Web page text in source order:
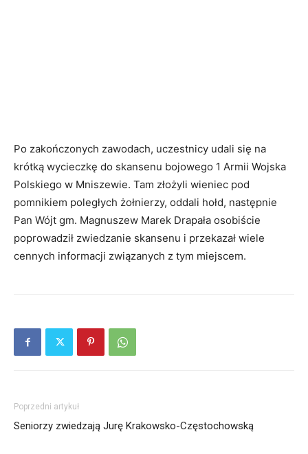
Po zakończonych zawodach, uczestnicy udali się na
krótką wycieczkę do skansenu bojowego 1 Armii Wojska
Polskiego w Mniszewie. Tam złożyli wieniec pod
pomnikiem poległych żołnierzy, oddali hołd, następnie
Pan Wójt gm. Magnuszew Marek Drapała osobiście
poprowadził zwiedzanie skansenu i przekazał wiele
cennych informacji związanych z tym miejscem.
Poprzedni artykuł
Seniorzy zwiedzają Jurę Krakowsko-Częstochowską